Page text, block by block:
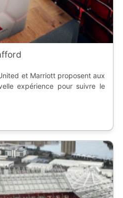
et Marriott proposent aux
expérience pour suivre le